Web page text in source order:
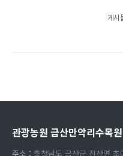
게시
관광농원 금산만악리수목
주소 : 충청남도 금산군 진산면